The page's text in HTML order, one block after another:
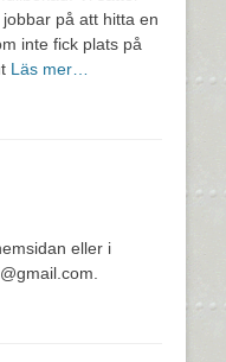
på att hitta en
inte fick plats på
Läs mer…
eller i